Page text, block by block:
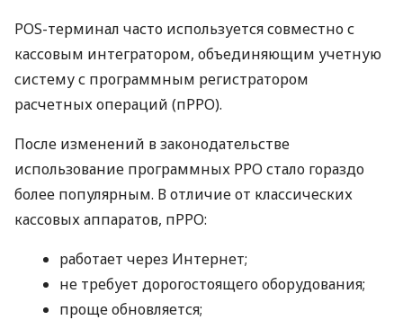
POS-терминал часто используется совместно с
кассовым интегратором, объединяющим учетную
систему с программным регистратором
расчетных операций (пРРО).
После изменений в законодательстве
использование программных РРО стало гораздо
более популярным. В отличие от классических
кассовых аппаратов, пРРО:
работает через Интернет;
не требует дорогостоящего оборудования;
проще обновляется;